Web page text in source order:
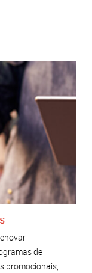
de
promocionais,